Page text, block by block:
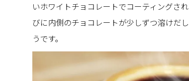
いホワイトチョコレートでコーティングさ
びに内側のチョコレートが少しずつ溶けだ
うです。